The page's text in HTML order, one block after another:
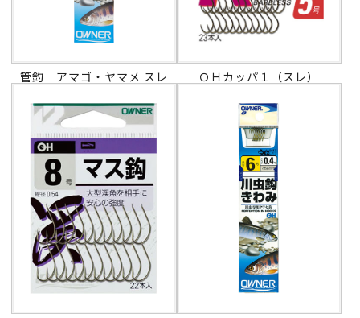
管釣 アマゴ・ヤマメ スレ ＯＨカッパ１（スレ）